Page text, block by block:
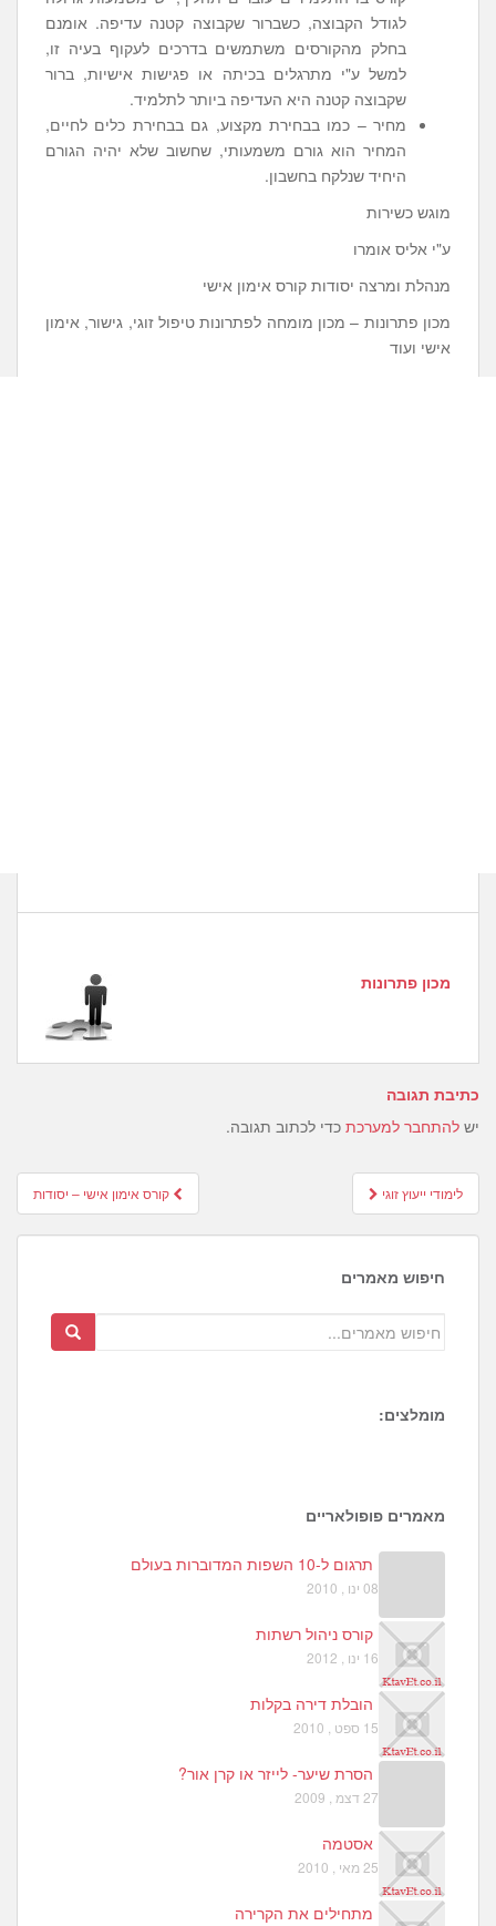
לגודל הקבוצה, כשברור שקבוצה קטנה עדיפה. אומנם
בחלק מהקורסים משתמשים בדרכים לעקוף בעיה זו,
למשל ע"י מתרגלים בכיתה או פגישות אישיות, ברור
שקבוצה קטנה היא העדיפה ביותר לתלמיד.
מחיר – כמו בבחירת מקצוע, גם בבחירת כלים לחיים,
המחיר הוא גורם משמעותי, שחשוב שלא יהיה הגורם
היחיד שנלקח בחשבון.
מוגש כשירות
ע"י אליס אומרו
מנהלת ומרצה יסודות קורס אימון אישי
מכון פתרונות – מכון מומחה לפתרונות טיפול זוגי, גישור, אימון
אישי ועוד
מכון פתרונות
כתיבת תגובה
יש להתחבר למערכת כדי לכתוב תגובה.
Post
navigation
קורס אימון אישי – יסודות לימודי ייעוץ זוגי
חיפוש מאמרים
מומלצים:
5
מאמרים פופולאריים
תרגום ל-10 השפות המדוברות בעולם
08 ינו , 2010
קורס ניהול רשתות
16 ינו , 2012
הובלת דירה בקלות
15 ספט , 2010
הסרת שיער- לייזר או קרן אור?
27 דצמ , 2009
אסטמה
25 מאי , 2010
מתחילים את הקרירה